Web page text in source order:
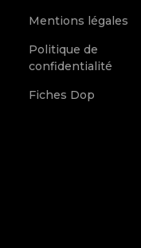
Mentions légales
Politique de
confidentialité
Fiches Dop